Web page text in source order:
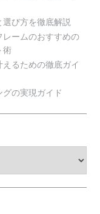
び方を徹底解説
ームのおすすめの
術
えるための徹底ガイ
の実現ガイド